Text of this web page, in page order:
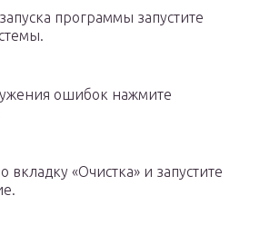
программы запустите
ошибок нажмите
вкладку «Очистка» и запустите